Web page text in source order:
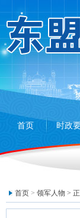
首页 时政
首页 > 领军人物 >